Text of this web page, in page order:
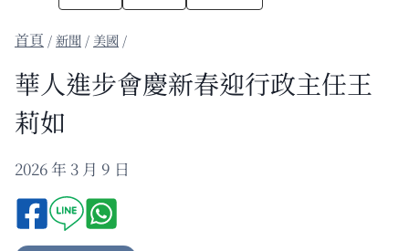
/新聞 / 美國 /
華人進步會慶新春迎行政主任王
莉如
2026 年 3 月 9 日